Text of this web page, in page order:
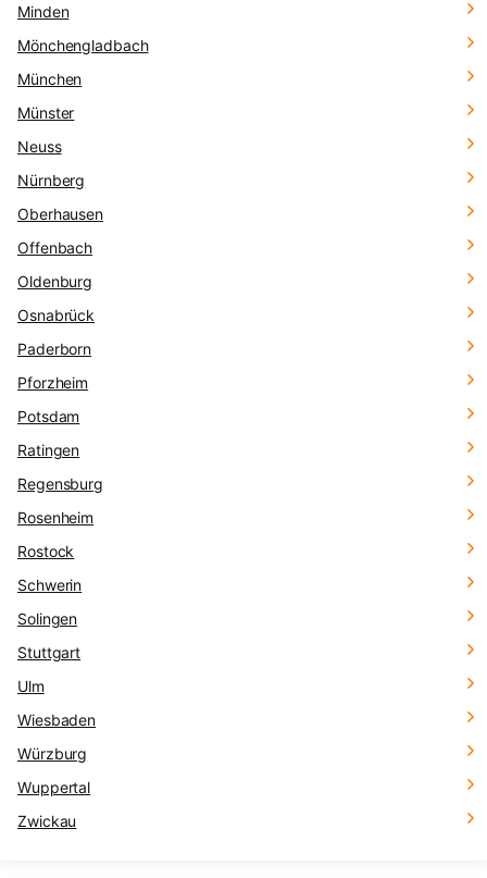
Minden
Mönchengladbach
München
Münster
Neuss
Nürnberg
Oberhausen
Offenbach
Oldenburg
Osnabrück
Paderborn
Pforzheim
Potsdam
Ratingen
Regensburg
Rosenheim
Rostock
Schwerin
Solingen
Stuttgart
Ulm
Wiesbaden
Würzburg
Wuppertal
Zwickau